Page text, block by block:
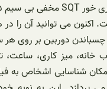
می توانید آن را
چسباندن دوربین بر روی
خانه، میز کاری، ساعت،
شناسایی اشخاص به